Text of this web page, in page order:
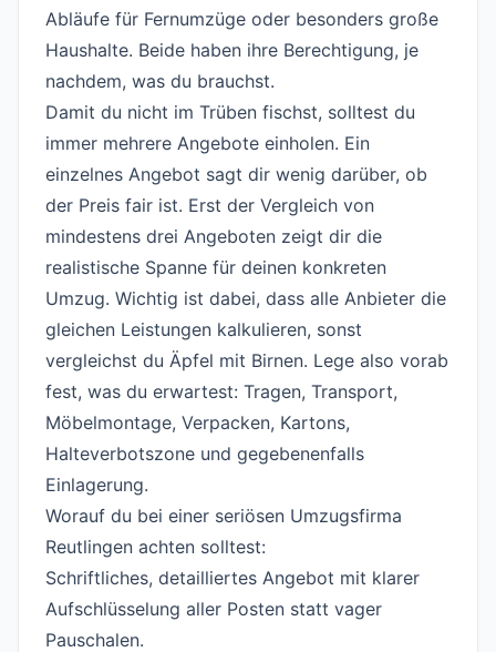
Abläufe für Fernumzüge oder besonders große
Haushalte. Beide haben ihre Berechtigung, je
nachdem, was du brauchst.
Damit du nicht im Trüben fischst, solltest du
immer mehrere Angebote einholen. Ein
einzelnes Angebot sagt dir wenig darüber, ob
der Preis fair ist. Erst der Vergleich von
mindestens drei Angeboten zeigt dir die
realistische Spanne für deinen konkreten
Umzug. Wichtig ist dabei, dass alle Anbieter die
gleichen Leistungen kalkulieren, sonst
vergleichst du Äpfel mit Birnen. Lege also vorab
fest, was du erwartest: Tragen, Transport,
Möbelmontage, Verpacken, Kartons,
Halteverbotszone und gegebenenfalls
Einlagerung.
Worauf du bei einer seriösen Umzugsfirma
Reutlingen achten solltest:
Schriftliches, detailliertes Angebot mit klarer
Aufschlüsselung aller Posten statt vager
Pauschalen.